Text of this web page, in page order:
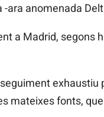
anomenada
a Madrid, segons
exhaustiu
mateixes fonts,